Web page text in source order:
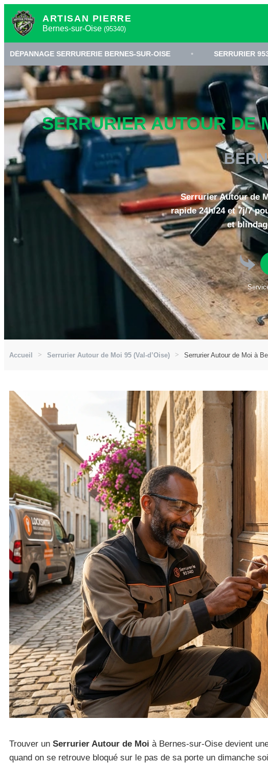
ARTISAN PIERRE
Bernes-sur-Oise (95340)
BERNES-SUR-OISE • SERRURIER 95340 •
SERRURIER AUTOUR DE
Serrurier Autour de
rapide 24h/24 et 7j/7
et
Accueil Serrurier Autour de Moi 95 (Val-d’Oise) Serrurier Autour de Moi à
Trouver un Serrurier Autour de Moi à Bernes-sur-Oise devient
quand on se retrouve bloqué sur le pas de sa porte un dimanche